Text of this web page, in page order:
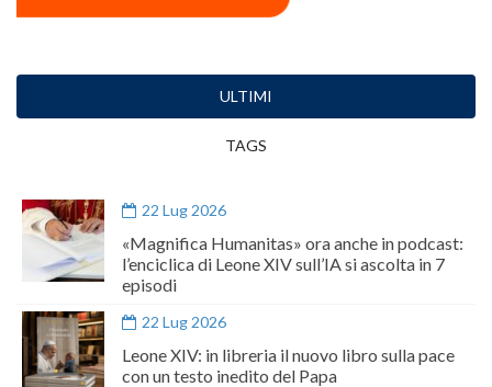
ULTIMI
TAGS
22 Lug 2026
«Magnifica Humanitas» ora anche in podcast:
l’enciclica di Leone XIV sull’IA si ascolta in 7
episodi
22 Lug 2026
Leone XIV: in libreria il nuovo libro sulla pace
con un testo inedito del Papa